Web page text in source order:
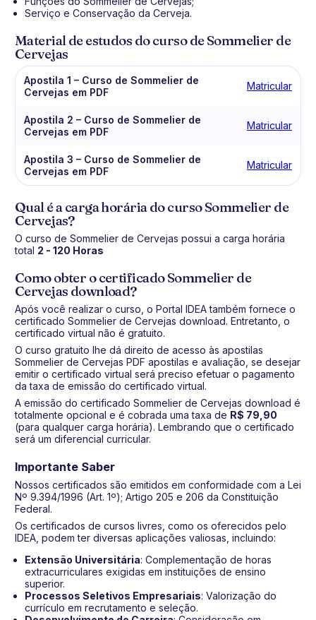
Serviço e Conservação da Cerveja.
Material de estudos do curso de Sommelier de
Cervejas
Apostila 1 – Curso de Sommelier de
Cervejas em PDF
Matricular
Apostila 2 – Curso de Sommelier de
Cervejas em PDF
Matricular
Apostila 3 – Curso de Sommelier de
Cervejas em PDF
Matricular
Qual é a carga horária do curso Sommelier de
Cervejas?
O curso de Sommelier de Cervejas possui a carga horária
total 2 - 120 Horas
Como obter o certificado Sommelier de
Cervejas download?
Após você realizar o curso, o Portal IDEA também fornece o
certificado Sommelier de Cervejas download. Entretanto, o
certificado virtual não é gratuito.
O curso gratuito lhe dá direito de acesso às apostilas
Sommelier de Cervejas PDF apostilas e avaliação, se desejar
emitir o certificado virtual será preciso efetuar o pagamento
da taxa de emissão do certificado virtual.
A emissão do certificado Sommelier de Cervejas download é
totalmente opcional e é cobrada uma taxa de R$ 79,90
(para qualquer carga horária). Lembrando que o certificado
será um diferencial curricular.
Importante Saber
Nossos certificados são emitidos em conformidade com a Lei
Nº 9.394/1996 (Art. 1º); Artigo 205 e 206 da Constituição
Federal.
Os certificados de cursos livres, como os oferecidos pelo
IDEA, podem ter diversas aplicações valiosas, incluindo:
Extensão Universitária: Complementação de horas
extracurriculares exigidas em instituições de ensino
superior.
Processos Seletivos Empresariais: Valorização do
currículo em recrutamento e seleção.